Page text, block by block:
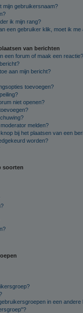
mijn gebruikersnaam?
ik mijn rang?
een gebruiker klik, moet ik me
van berichten
een forum of maak een reactie?
aan mijn bericht?
toevoegen?
niet openen?
melden?
bij het plaatsen van een
worden?
soorten
in een andere